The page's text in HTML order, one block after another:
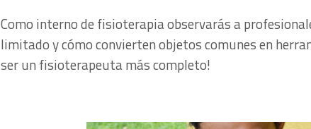
Como interno de fisioterapia observarás a
limitado y cómo convierten objetos comunes en
ser un fisioterapeuta más completo!